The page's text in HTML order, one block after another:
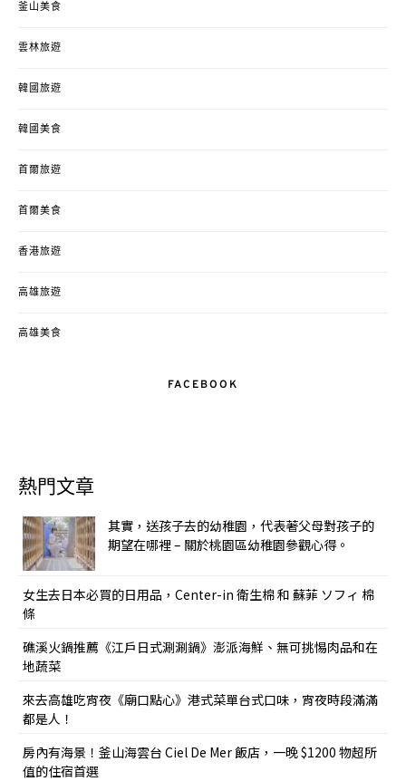
釜山美食
雲林旅遊
韓國旅遊
韓國美食
首爾旅遊
首爾美食
香港旅遊
高雄旅遊
高雄美食
FACEBOOK
熱門文章
其實，送孩子去的幼稚園，代表著父母對孩子的
期望在哪裡 – 關於桃園區幼稚園參觀心得。
女生去日本必買的日用品，Center-in 衛生棉 和 蘇菲 ソフィ 棉
條
礁溪火鍋推薦《江戶日式涮涮鍋》澎派海鮮、無可挑惕肉品和在
地蔬菜
來去高雄吃宵夜《廟口點心》港式菜單台式口味，宵夜時段滿滿
都是人！
房內有海景！釜山海雲台 Ciel De Mer 飯店，一晚 $1200 物超所
值的住宿首選